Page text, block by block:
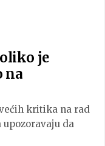
je
na
kritika na rad
da